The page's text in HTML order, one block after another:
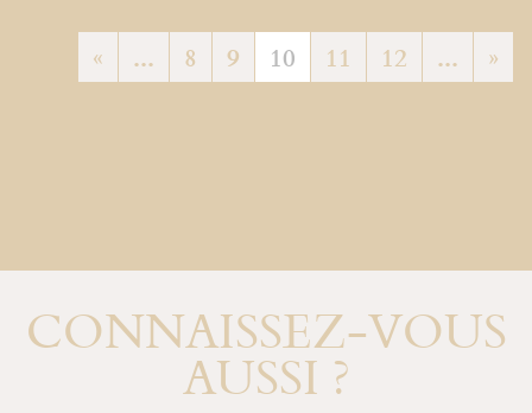
« ... 8 9 10 11 12 ... »
CONNAISSEZ-VOUS
AUSSI ?